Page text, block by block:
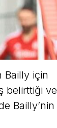
Bailly için
belirttiği ve
Bailly’nin